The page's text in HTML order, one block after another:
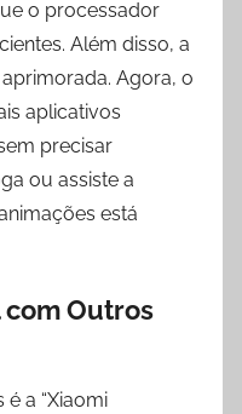
o processador
Além disso, a
Agora, o
aplicativos
precisar
ou assiste a
está
Outros
a “Xiaomi